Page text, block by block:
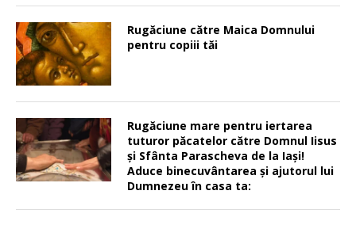
Rugăciune către Maica Domnului
pentru copiii tăi
Rugăciune mare pentru iertarea
tuturor păcatelor către Domnul Iisus
şi Sfânta Parascheva de la Iaşi!
Aduce binecuvântarea şi ajutorul lui
Dumnezeu în casa ta: